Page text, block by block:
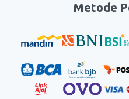
Metode